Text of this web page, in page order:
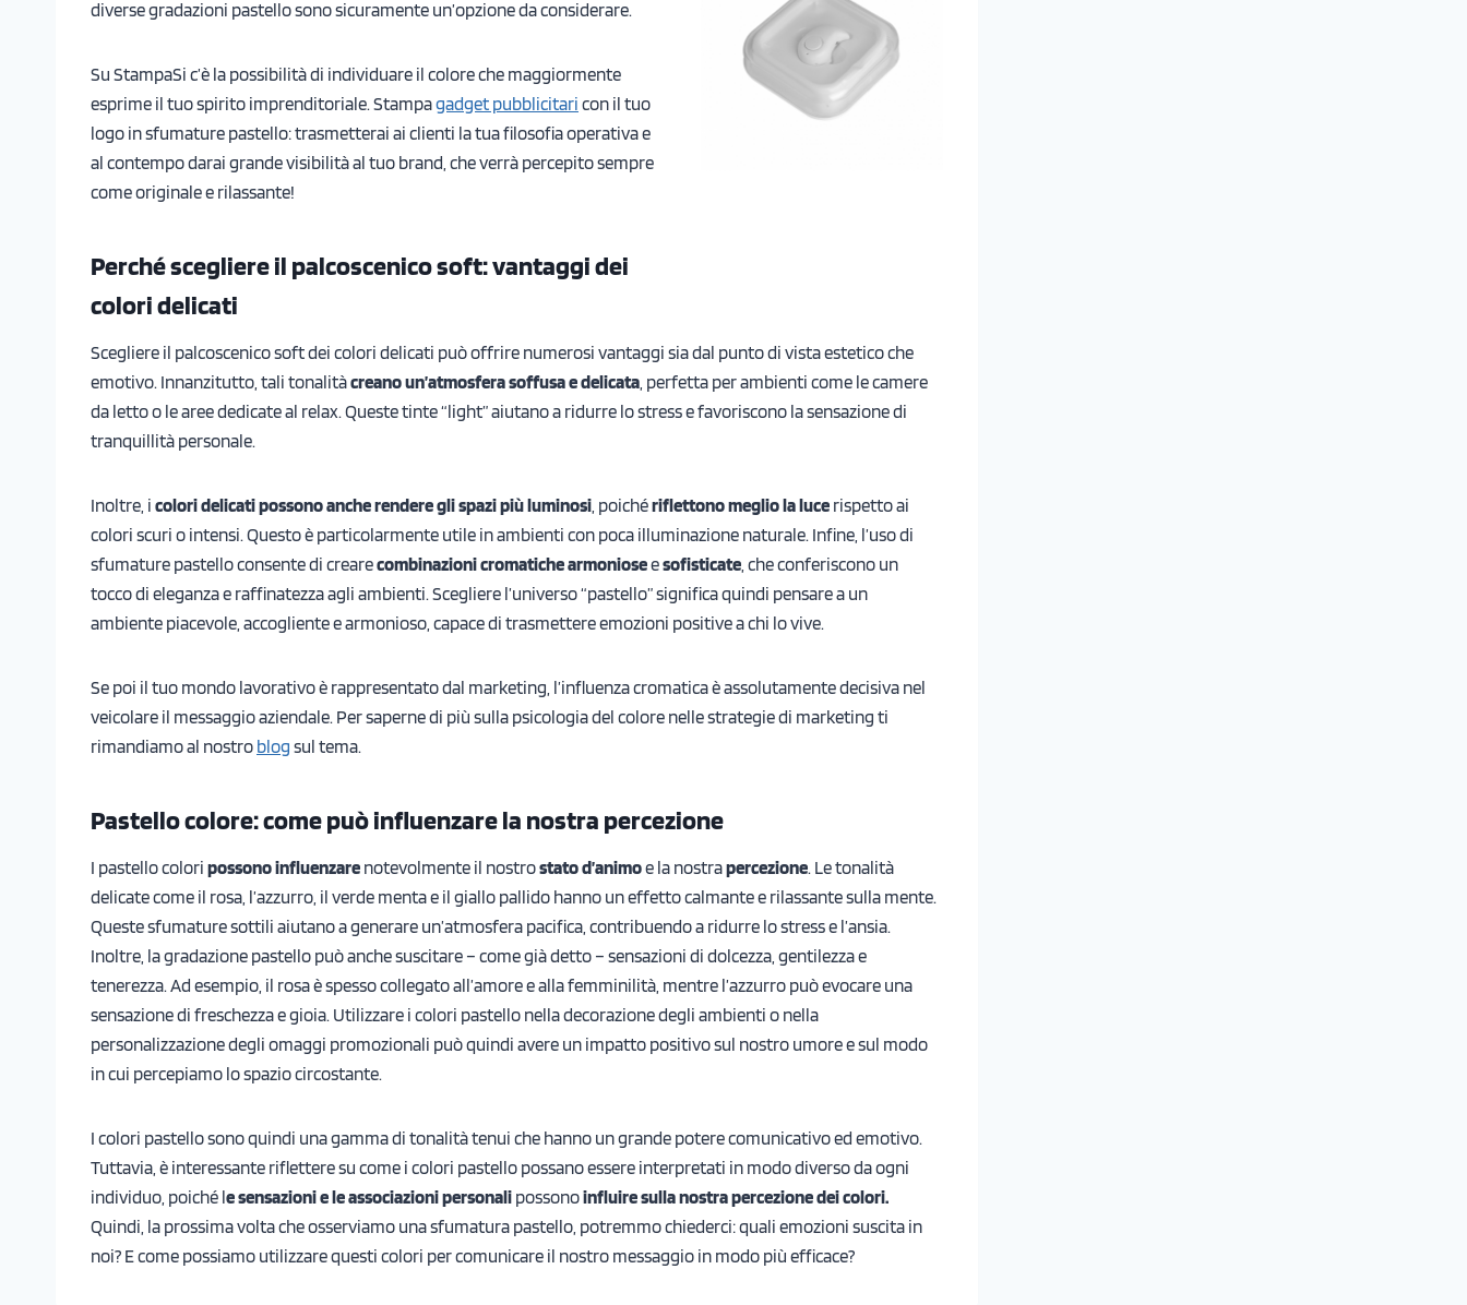
diverse gradazioni pastello sono sicuramente un’opzione da considerare.
Su StampaSi c’è la possibilità di individuare il colore che maggiormente
esprime il tuo spirito imprenditoriale. Stampagadget pubblicitari con il tuo
logo in sfumature pastello: trasmetterai ai clienti la tua filosofia operativa e
al contempo darai grande visibilità al tuo brand, che verrà percepito sempre
come originale e rilassante!
Perché scegliere il palcoscenico soft: vantaggi dei
colori delicati
Scegliere il palcoscenico soft dei colori delicati può offrire numerosi vantaggi sia dal punto di vista estetico che
emotivo. Innanzitutto, tali tonalitàcreano un’atmosfera soffusa e delicata , perfetta per ambienti come le camere
da letto o le aree dedicate al relax. Queste tinte “light” aiutano a ridurre lo stress e favoriscono la sensazione di
tranquillità personale.
Inoltre, i colori delicati possono anche rendere gli spazi più luminosi , poichériflettono meglio la luce rispetto ai
colori scuri o intensi. Questo è particolarmente utile in ambienti con poca illuminazione naturale. Infine, l’uso di
sfumature pastello consente di crearecombinazioni cromatiche armonioseesofisticate , che conferiscono un
tocco di eleganza e raffinatezza agli ambienti. Scegliere l’universo “pastello” significa quindi pensare a un
ambiente piacevole, accogliente e armonioso, capace di trasmettere emozioni positive a chi lo vive.
Se poi il tuo mondo lavorativo è rappresentato dal marketing, l’influenza cromatica è assolutamente decisiva nel
veicolare il messaggio aziendale. Per saperne di più sulla psicologia del colore nelle strategie di marketing ti
rimandiamo al nostro blog sul tema.
Pastello colore: come può influenzare la nostra percezione
I pastello colori possono influenzare notevolmente il nostrostato d’animoe la nostrapercezione. Le tonalità
delicate come il rosa, l’azzurro, il verde menta e il giallo pallido hanno un effetto calmante e rilassante sulla mente.
Queste sfumature sottili aiutano a generare un’atmosfera pacifica, contribuendo a ridurre lo stress e l’ansia.
Inoltre, la gradazione pastello può anche suscitare – come già detto – sensazioni di dolcezza, gentilezza e
tenerezza. Ad esempio, il rosa è spesso collegato all’amore e alla femminilità, mentre l’azzurro può evocare una
sensazione di freschezza e gioia. Utilizzare i colori pastello nella decorazione degli ambienti o nella
personalizzazione degli omaggi promozionali può quindi avere un impatto positivo sul nostro umore e sul modo
in cui percepiamo lo spazio circostante.
I colori pastello sono quindi una gamma di tonalità tenui che hanno un grande potere comunicativo ed emotivo.
Tuttavia, è interessante riflettere su come i colori pastello possano essere interpretati in modo diverso da ogni
individuo, poiché le sensazioni e le associazioni personali possonoinfluire sulla nostra percezione dei colori.
Quindi, la prossima volta che osserviamo una sfumatura pastello, potremmo chiederci: quali emozioni suscita in
noi? E come possiamo utilizzare questi colori per comunicare il nostro messaggio in modo più efficace?